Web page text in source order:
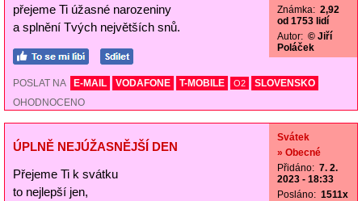
přejeme Ti úžasné narozeniny
a splnění Tvých největších snů.
Známka: 2,92
od 1753 lidí
Autor: © Jiří
Poláček
POSLAT NA E-MAIL VODAFONE T-MOBILE O2
SLOVENSKO
OHODNOCENO
ÚPLNĚ NEJÚŽASNĚJŠÍ DEN
Přejeme Ti k svátku
to nejlepší jen,
Svátek
» Obecné
Přidáno: 7. 2.
2023 - 18:33
Posláno: 1511x